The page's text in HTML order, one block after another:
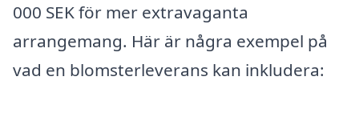
000 SEK för mer extravaganta
arrangemang. Här är några exempel på
vad en blomsterleverans kan inkludera: